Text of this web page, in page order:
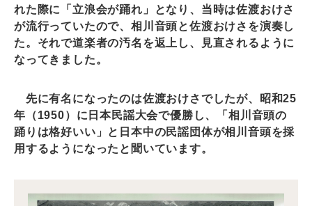
れた際に「立浪会が踊れ」となり、当時は佐渡おけさ
が流行っていたので、相川音頭と佐渡おけさを演奏し
た。それで道楽者の汚名を返上し、見直されるように
なってきました。
先に有名になったのは佐渡おけさでしたが、昭和25
年（1950）に日本民謡大会で優勝し、「相川音頭の
踊りは格好いい」と日本中の民謡団体が相川音頭を採
用するようになったと聞いています。